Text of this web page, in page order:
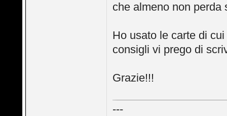
che almeno non perda
Ho usato le carte di
consigli vi prego di
Grazie!!!
---